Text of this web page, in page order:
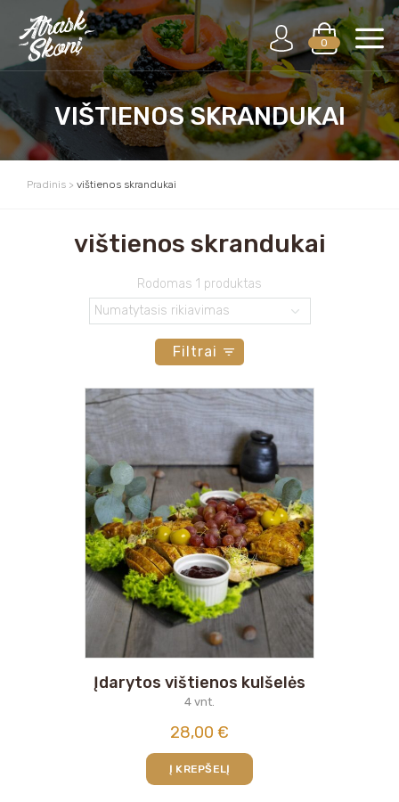
0
VIŠTIENOS SKRANDUKAI
Pradinis > vištienos skrandukai
vištienos skrandukai
Rodomas 1 produktas
Filtrai
Įdarytos vištienos kulšelės
4 vnt.
28,00 €
Į KREPŠELĮ